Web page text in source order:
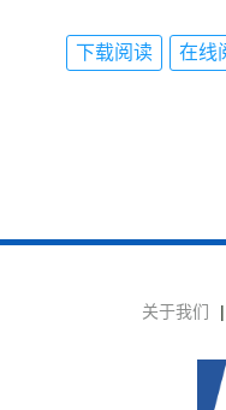
下载阅读 在线
关于我们 |